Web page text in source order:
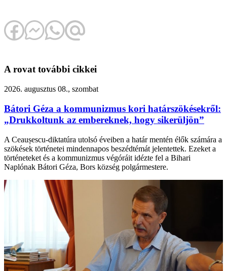
A rovat további cikkei
2026. augusztus 08., szombat
Bátori Géza a kommunizmus kori határszökésekről:
„Drukkoltunk az embereknek, hogy sikerüljön”
A Ceaușescu-diktatúra utolsó éveiben a határ mentén élők számára a
szökések történetei mindennapos beszédtémát jelentettek. Ezeket a
történeteket és a kommunizmus végóráit idézte fel a Bihari
Naplónak Bátori Géza, Bors község polgármestere.